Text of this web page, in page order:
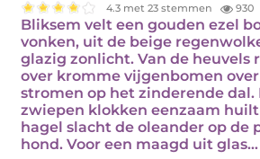
4.3 met 23 stemmen 930
Bliksem velt een gouden ezel
vonken, uit de beige
glazig zonlicht. Van de heuvels
over kromme vijgenbomen
stromen op het zinderende dal.
zwiepen klokken eenzaam
hagel slacht de oleander op de
hond. Voor een maagd uit glas…